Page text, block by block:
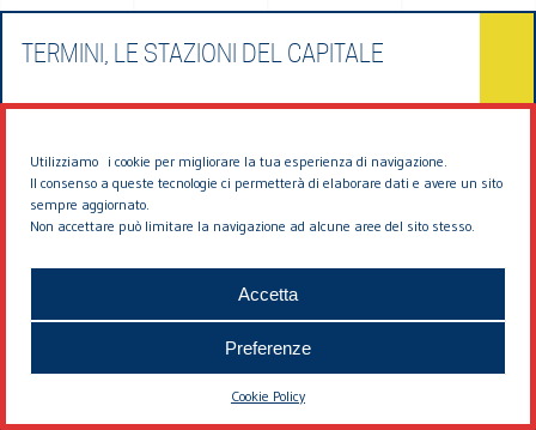
Utilizziamo i cookie per migliorare la tua esperienza di navigazione.
Il consenso a queste tecnologie ci permetterà di elaborare dati e avere un sito
sempre aggiornato.
Non accettare può limitare la navigazione ad alcune aree del sito stesso.
Accetta
Preferenze
Cookie Policy
TERMINI, LE STAZIONI DEL CAPITALE
13 GIUGNO 2018
SPAZIO PUBBLICO, CITTÀ E STANDARD
URBANISTICI
SPAZI NELLA CITTÀ: VUOTI A PRENDERE